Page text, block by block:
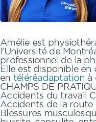
Amélieest
l'Université de
professionnel de la
Elle est disponible en
en téléréadaptationà
CHAMPS DE
Accidents du travail
Accidents de la route
Blessures